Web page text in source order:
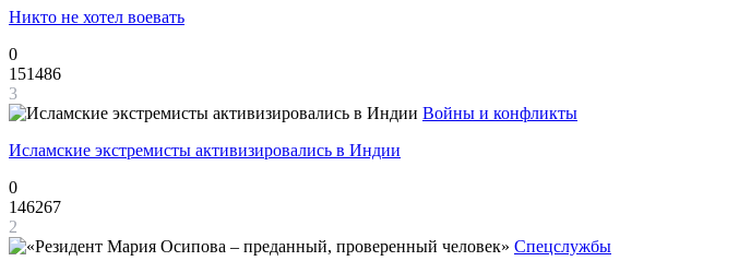
Никто не хотел воевать
0
151486
3
Войны и конфликты
Исламские экстремисты активизировались в Индии
0
146267
2
Спецслужбы